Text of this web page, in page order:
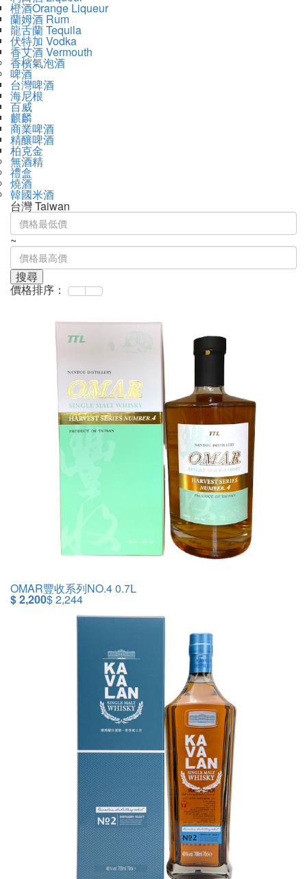
橙酒Orange Liqueur
蘭姆酒 Rum
龍舌蘭 Tequila
伏特加 Vodka
香艾酒 Vermouth
香檳氣泡酒
啤酒
台灣啤酒
海尼根
百威
麒麟
商業啤酒
精釀啤酒
柏克金
無酒精
禮盒
燒酒
韓國米酒
台灣 Taiwan
~
搜尋
價格排序：
OMAR豐收系列NO.4 0.7L
$ 2,200$ 2,244